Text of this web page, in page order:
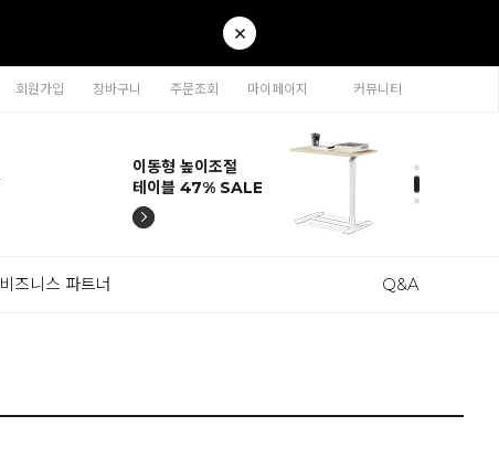
회원가입 장바구니 주문조회 마이페이지 커뮤니티
티나 인테리어의자
57% SALE
카라 연결형책장
65% SALE
이동형 높이조절
테이블 47% SALE
티나 인테리어의자
57% SALE
카라 연결형책장
65% SALE
비즈니스 파트너 Q&A